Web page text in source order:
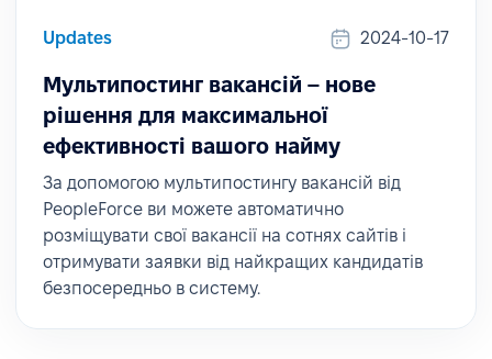
Updates 2024-10-17
Мультипостинг вакансій – нове
рішення для максимальної
ефективності вашого найму
За допомогою мультипостингу вакансій від
PeopleForce ви можете автоматично
розміщувати свої вакансії на сотнях сайтів і
отримувати заявки від найкращих кандидатів
безпосередньо в систему.